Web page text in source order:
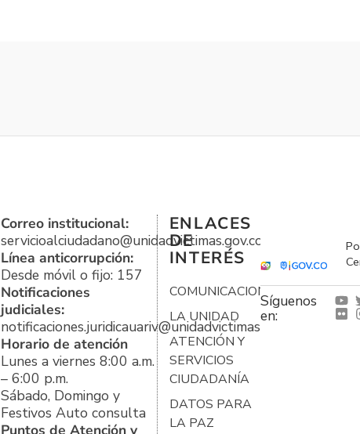
Correo institucional:
servicioalciudadano@unidadvictimas.gov.co
Línea anticorrupción:
Desde móvil o fijo: 157
Notificaciones
judiciales:
notificaciones.juridicauariv@unidadvictimas.gov.co
Horario de atención
Lunes a viernes 8:00 a.m.
– 6:00 p.m.
Sábado, Domingo y
Festivos Auto consulta
Puntos de Atención y
ENLACES
DE
INTERÉS
COMUNICACIONES
LA UNIDAD
ATENCIÓN Y
SERVICIOS
CIUDADANÍA
DATOS PARA
LA PAZ
Síguenos
en: